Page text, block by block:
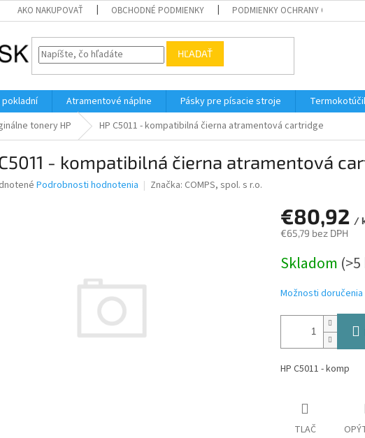
AKO NAKUPOVAŤ OBCHODNÉ PODMIENKY PODMIENKY OCHRANY OSOBNÝCH
HĽADAŤ
pokladní Atramentové náplne Pásky pre písacie stroje
tonery HP HP C5011 - kompatibilná čierna atramentová cartridge
- kompatibilná čierna atramentová
Podrobnosti hodnotenia Značka: COMPS, spol. s r.o.
€80,92 /
€65,79 bez DPH
cena:
Skladom (>5
Možnosti doručenia
HP C5011 - komp
TLAČ